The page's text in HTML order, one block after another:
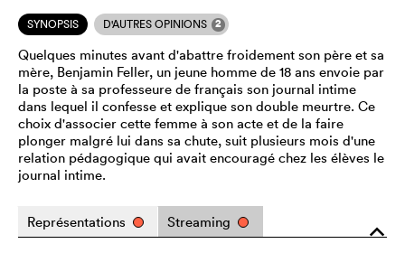
SYNOPSIS D'AUTRES OPINIONS 2
Quelques minutes avant d'abattre froidement son père et sa
mère, Benjamin Feller, un jeune homme de 18 ans envoie par
la poste à sa professeure de français son journal intime
dans lequel il confesse et explique son double meurtre. Ce
choix d'associer cette femme à son acte et de la faire
plonger malgré lui dans sa chute, suit plusieurs mois d'une
relation pédagogique qui avait encouragé chez les élèves le
journal intime.
o
Représentations Streaming